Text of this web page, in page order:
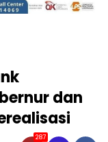
dan
287